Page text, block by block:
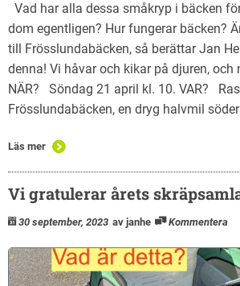
Vad har alla dessa småkryp i bäcken
dom egentligen? Hur fungerar bäcken?
till Frösslundabäcken, så berättar Jan
denna! Vi håvar och kikar på djuren, och
NÄR? Söndag 21 april kl. 10. VAR?
Frösslundabäcken, en dryg halvmil
Läs mer
Vi gratulerar årets
30 september, 2023 av janhe Kommentera